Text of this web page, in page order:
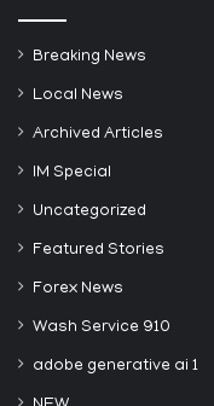
Breaking News
Local News
Archived Articles
IM Special
Uncategorized
Featured Stories
Forex News
Wash Service 910
adobe generative ai 1